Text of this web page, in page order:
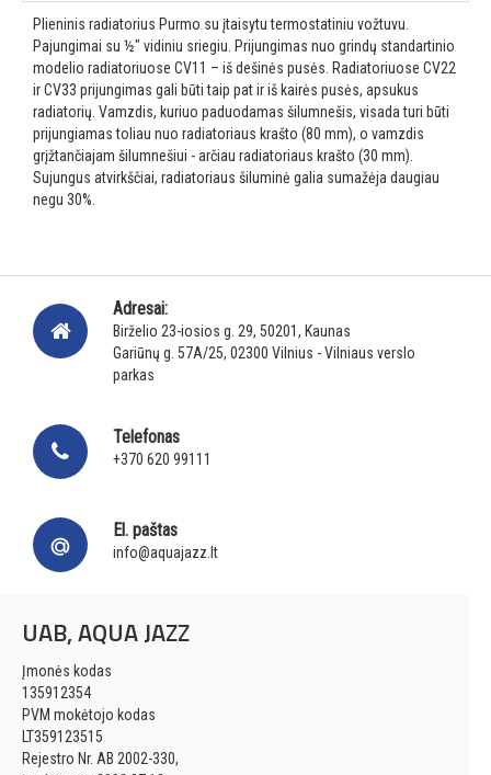
Plieninis radiatorius Purmo su įtaisytu termostatiniu vožtuvu.
Pajungimai su ½″ vidiniu sriegiu. Prijungimas nuo grindų standartinio
modelio radiatoriuose CV11 – iš dešinės pusės. Radiatoriuose CV22
ir CV33 prijungimas gali būti taip pat ir iš kairės pusės, apsukus
radiatorių. Vamzdis, kuriuo paduodamas šilumnešis, visada turi būti
prijungiamas toliau nuo radiatoriaus krašto (80 mm), o vamzdis
grįžtančiajam šilumnešiui - arčiau radiatoriaus krašto (30 mm).
Sujungus atvirkščiai, radiatoriaus šiluminė galia sumažėja daugiau
negu 30%.
Adresai:
Birželio 23-iosios g. 29, 50201, Kaunas
Gariūnų g. 57A/25, 02300 Vilnius - Vilniaus verslo
parkas
Telefonas
+370 620 99111
El. paštas
info@aquajazz.lt
UAB, AQUA JAZZ
Įmonės kodas
135912354
PVM mokėtojo kodas
LT359123515
Rejestro Nr. AB 2002-330,